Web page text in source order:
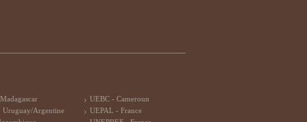
Uruguay/Argentine
UEBC - Cameroun
UEPAL - France